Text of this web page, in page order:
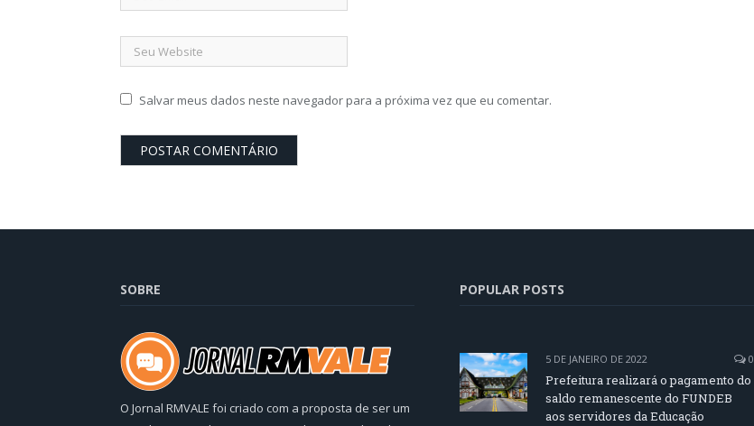
Salvar meus dados neste navegador para a próxima vez que eu comentar.
SOBRE
O Jornal RMVALE foi criado com a proposta de ser um
POPULAR POSTS
5 DE JANEIRO DE 2022 0
Prefeitura realizará o pagamento do
saldo remanescente do FUNDEB
aos servidores da Educação